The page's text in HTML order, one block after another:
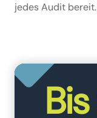
jedes Audit bereit.